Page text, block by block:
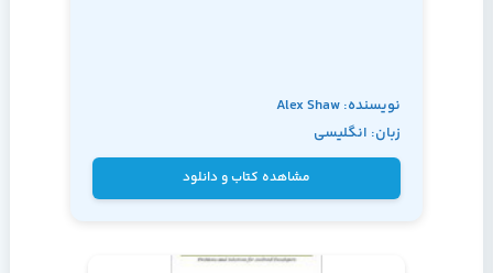
نویسنده: Alex Shaw
زبان: انگلیسی
مشاهده کتاب و دانلود